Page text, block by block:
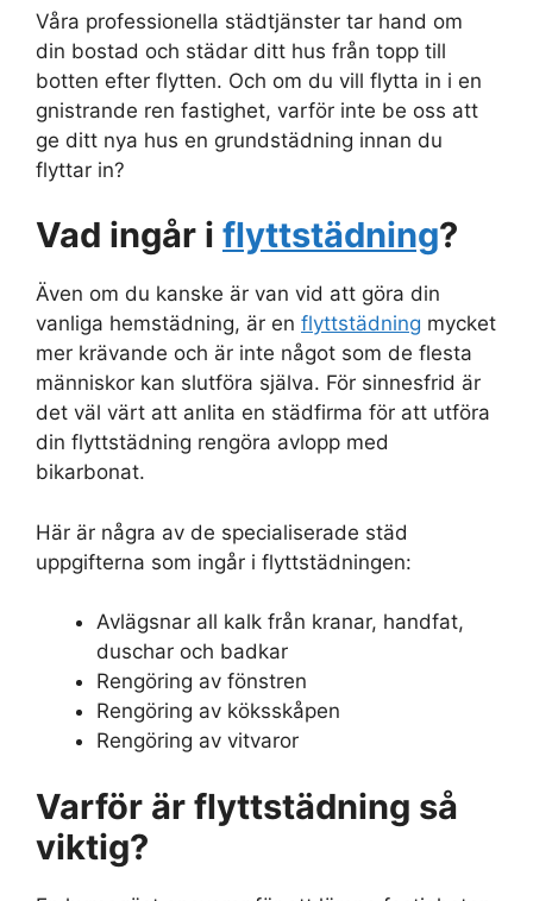
Våra professionella städtjänster tar hand om
din bostad och städar ditt hus från topp till
botten efter flytten. Och om du vill flytta in i en
gnistrande ren fastighet, varför inte be oss att
ge ditt nya hus en grundstädning innan du
flyttar in?
Vad ingår i flyttstädning?
Även om du kanske är van vid att göra din
vanliga hemstädning, är en flyttstädning mycket
mer krävande och är inte något som de flesta
människor kan slutföra själva. För sinnesfrid är
det väl värt att anlita en städfirma för att utföra
din flyttstädning rengöra avlopp med
bikarbonat.
Här är några av de specialiserade städ
uppgifterna som ingår i flyttstädningen:
Avlägsnar all kalk från kranar, handfat,
duschar och badkar
Rengöring av fönstren
Rengöring av köksskåpen
Rengöring av vitvaror
Varför är flyttstädning så
viktig?